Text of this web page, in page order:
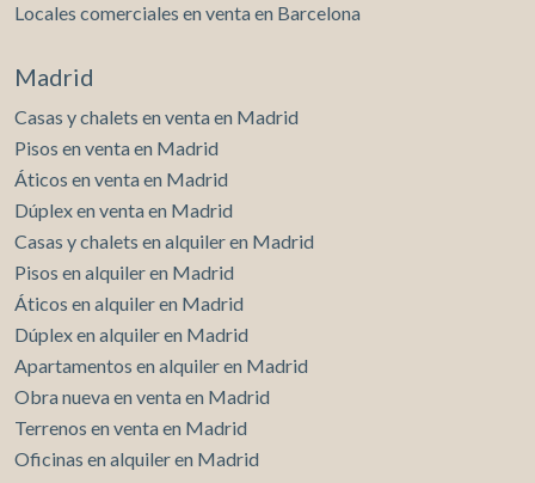
Locales comerciales en venta en Barcelona
Madrid
Casas y chalets en venta en Madrid
Pisos en venta en Madrid
Áticos en venta en Madrid
Dúplex en venta en Madrid
Casas y chalets en alquiler en Madrid
Pisos en alquiler en Madrid
Áticos en alquiler en Madrid
Dúplex en alquiler en Madrid
Apartamentos en alquiler en Madrid
Obra nueva en venta en Madrid
Terrenos en venta en Madrid
Oficinas en alquiler en Madrid